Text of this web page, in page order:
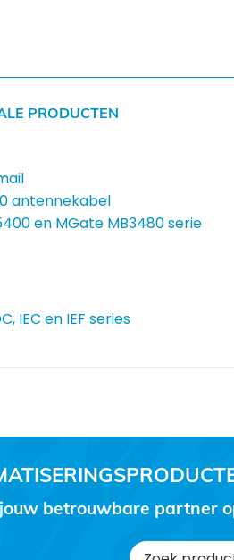
PRODUCTEN
antennekabel
en MGate MB3480 serie
IEC en IEF series
betrouwbare partner
Zoeken